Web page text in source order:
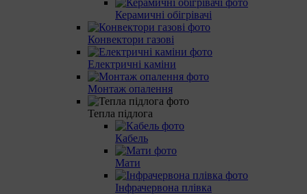
Керамичні обігрівачі
Конвектори газові
Електричні каміни
Монтаж опалення
Тепла підлога
Кабель
Мати
Інфрачервона плівка